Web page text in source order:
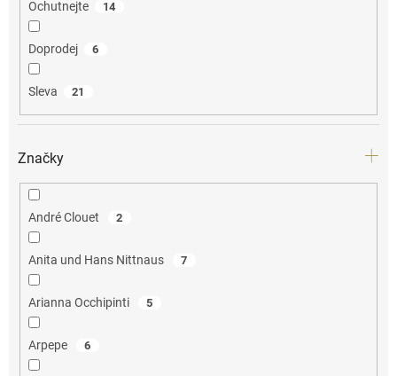
Ochutnejte 14
Doprodej 6
Sleva 21
Značky
André Clouet 2
Anita und Hans Nittnaus 7
Arianna Occhipinti 5
Arpepe 6